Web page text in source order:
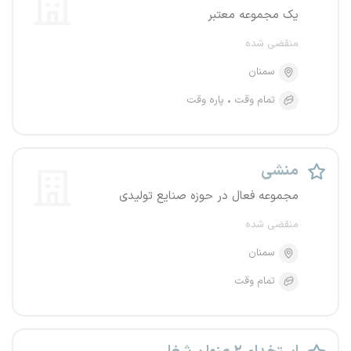
یک مجموعه معتبر
منقضی شده
سمنان
تمام وقت
پاره وقت
منشی
مجموعه فعال در حوزه صنایع تولیدی
منقضی شده
سمنان
تمام وقت